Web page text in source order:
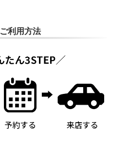
ご利用方法